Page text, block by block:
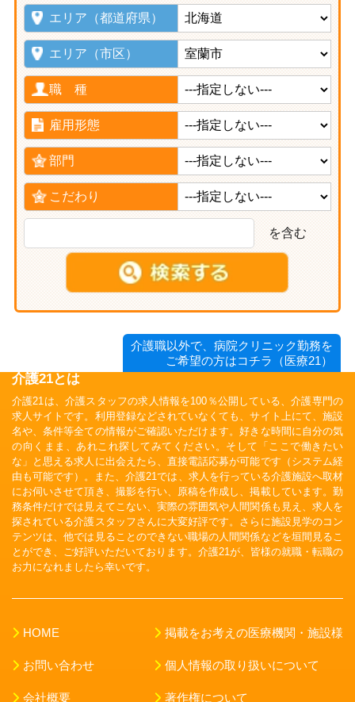
エリア（都道府県）
エリア（市区）
職 種
雇用形態
部門
こだわり
を含む
介護職以外で、病院クリニック勤務を
ご希望の方はコチラ（医療21）
介護21とは
介護21は、介護スタッフの求人情報を100％公開している、介護専門の
求人サイトです。利用登録などされていなくても、サイト上にて、施設
名や、条件等全ての情報がご確認いただけます。好きな時間に自分の気
の向くまま、あれこれ探してみてください。そして「ここで働きたい
な」と思える求人に出会えたら、直接電話応募が可能です（システム経
由も可能です）。また、介護21では、求人を行っている介護施設へ取材
にお伺いさせて頂き、撮影を行い、原稿を作成し、掲載しています。勤
務条件だけでは見えてこない、実際の雰囲気や人間関係も見え、求人を
探されている介護スタッフさんに大変好評です。さらに施設見学のコン
テンツは、他では見ることのできない職場の人間関係などを垣間見るこ
とができ、ご好評いただいております。介護21が、皆様の就職・転職の
お力になれましたら幸いです。
HOME
お問い合わせ
会社概要
掲載をお考えの医療機関・施設様
個人情報の取り扱いについて
著作権について